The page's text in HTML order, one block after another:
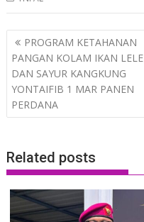
Post
navigation
PROGRAM KETAHANAN
PANGAN KOLAM IKAN LELE
DAN SAYUR KANGKUNG
YONTAIFIB 1 MAR PANEN
PERDANA
Related posts